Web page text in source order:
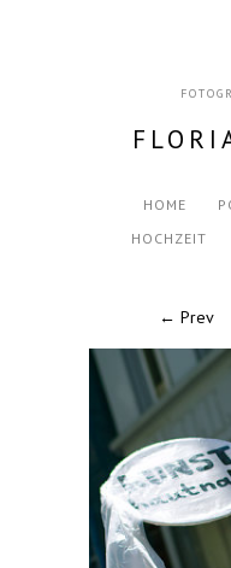
HOME
HOCHZEIT
← Prev